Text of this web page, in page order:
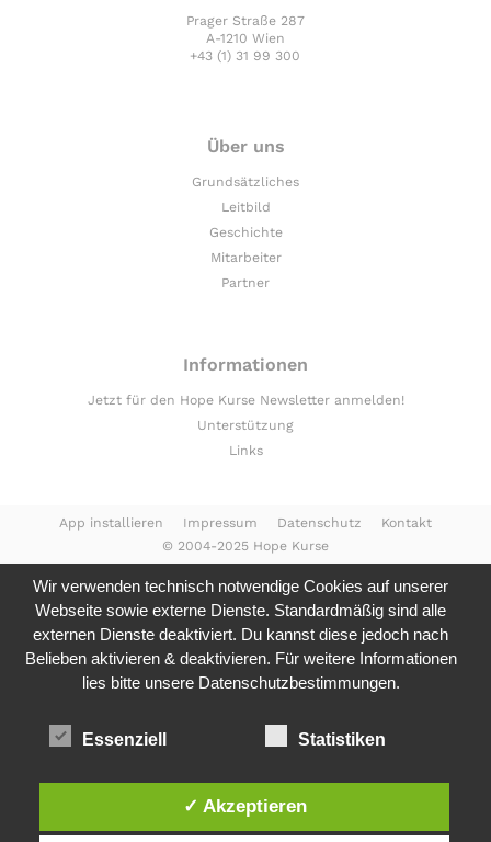
Prager Straße 287
A-1210 Wien
+43 (1) 31 99 300
Über uns
Grundsätzliches
Leitbild
Geschichte
Mitarbeiter
Partner
Informationen
Jetzt für den Hope Kurse Newsletter anmelden!
Unterstützung
Links
© 2004-2025 Hope Kurse
App installieren Impressum Datenschutz Kontakt
Wir verwenden technisch notwendige Cookies auf unserer
Webseite sowie externe Dienste. Standardmäßig sind alle
externen Dienste deaktiviert. Du kannst diese jedoch nach
Belieben aktivieren & deaktivieren. Für weitere Informationen
lies bitte unsere Datenschutzbestimmungen.
Essenziell Statistiken
✓ Akzeptieren